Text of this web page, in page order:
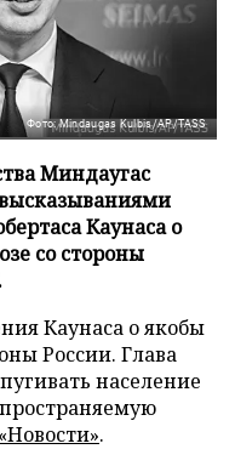
Фото: Mindaugas Kulbis/AP/TASS
Миндаугас
Каунаса о
со стороны
Каунаса о якобы
России. Глава
население
.